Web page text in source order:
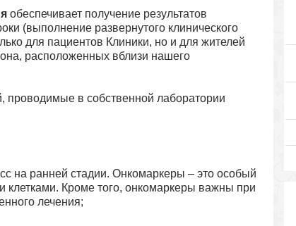
обеспечивает получение результатов
(выполнение развернутого клинического
для пациентов Клиники, но и для жителей
расположенных вблизи нашего
в собственной лаборатории
на ранней стадии. Онкомаркеры – это особый
Кроме того, онкомаркеры важны при
лечения;